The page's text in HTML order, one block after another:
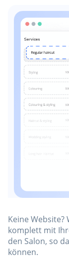
Keine
komplett mit
den Salon, so
können.